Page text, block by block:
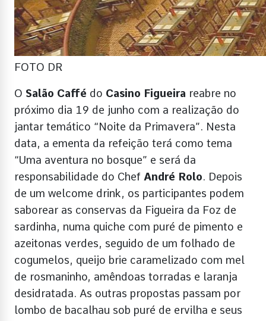
FOTO DR
O Salão Caffé do Casino Figueira reabre no
próximo dia 19 de junho com a realização do
jantar temático “Noite da Primavera”. Nesta
data, a ementa da refeição terá como tema
“Uma aventura no bosque” e será da
responsabilidade do Chef André Rolo. Depois
de um welcome drink, os participantes podem
saborear as conservas da Figueira da Foz de
sardinha, numa quiche com puré de pimento e
azeitonas verdes, seguido de um folhado de
cogumelos, queijo brie caramelizado com mel
de rosmaninho, amêndoas torradas e laranja
desidratada. As outras propostas passam por
lombo de bacalhau sob puré de ervilha e seus